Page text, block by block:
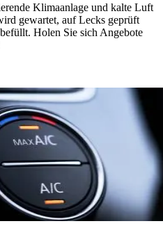
Klimaanlage und kalte Luft
gewartet, auf Lecks geprüft
Holen Sie sich Angebote